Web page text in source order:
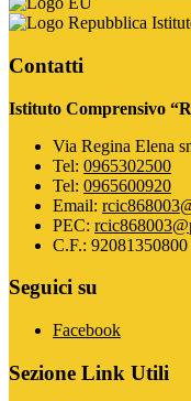
Contatti
Istituto Comprensivo
Via Regina Elena
Tel: 0965302500
Tel: 0965600920
Email:
PEC:
C.F.: 92081350800
Seguici su
Facebook
Sezione Link Utili